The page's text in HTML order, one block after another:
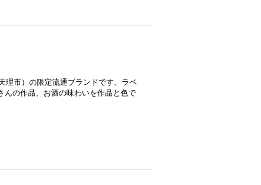
理市）の限定流通ブランドです。ラベ
んの作品、お酒の味わいを作品と色で